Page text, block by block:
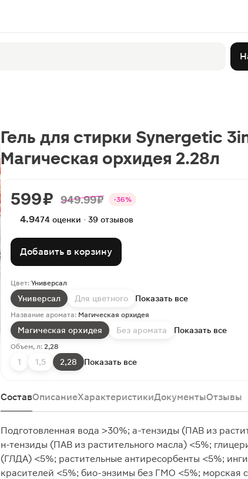
Гель для стирки Synergetic
Магическая орхидея 2.28л
599 ₽ 949.99 ₽ -36%
4.9474 оценки · 39 отзывов
Добавить в корзину
Цвет: Универсал
Универсал Для цветного Показать все
Название аромата: Магическая орхидея
Магическая орхидея Без аромата Показать все
Объем, л: 2,28
1 1,5 2,28 Показать все
СоставОписаниеХарактеристикиДокументыОтзывы
Подготовленная вода >30%; а-тензиды (ПАВ из
н-тензиды (ПАВ из растительного масла) <5%;
(ГЛДА) <5%; растительные антиресорбенты <5%;
красителей <5%; био-энзимы без ГМО <5%; морская